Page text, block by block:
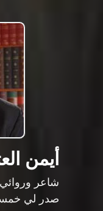
أيمن
شاعر
صدر لي